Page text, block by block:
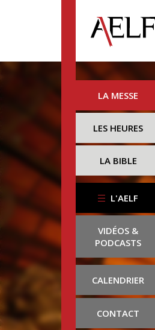
LA MESSE
LES HEURES
LA BIBLE
L'AELF
VIDÉOS &
PODCASTS
CALENDRIER
CONTACT